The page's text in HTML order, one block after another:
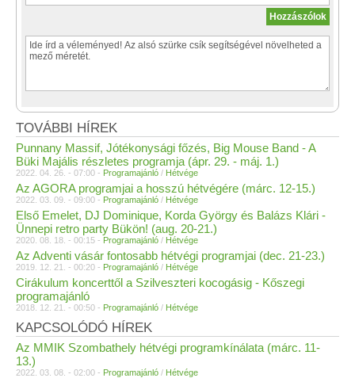
TOVÁBBI HÍREK
Punnany Massif, Jótékonysági főzés, Big Mouse Band - A
Büki Majális részletes programja (ápr. 29. - máj. 1.)
2022. 04. 26. - 07:00 - Programajánló / Hétvége
Az AGORA programjai a hosszú hétvégére (márc. 12-15.)
2022. 03. 09. - 09:00 - Programajánló / Hétvége
Első Emelet, DJ Dominique, Korda György és Balázs Klári -
Ünnepi retro party Bükön! (aug. 20-21.)
2020. 08. 18. - 00:15 - Programajánló / Hétvége
Az Adventi vásár fontosabb hétvégi programjai (dec. 21-23.)
2019. 12. 21. - 00:20 - Programajánló / Hétvége
Cirákulum koncerttől a Szilveszteri kocogásig - Kőszegi
programajánló
2018. 12. 21. - 00:50 - Programajánló / Hétvége
KAPCSOLÓDÓ HÍREK
Az MMIK Szombathely hétvégi programkínálata (márc. 11-
13.)
2022. 03. 08. - 02:00 - Programajánló / Hétvége